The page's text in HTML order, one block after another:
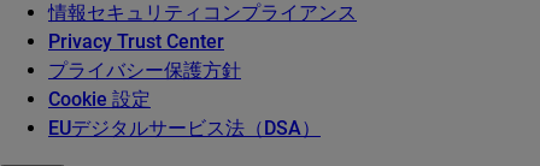
情報セキュリティコンプライアンス
Privacy Trust Center
プライバシー保護方針
Cookie 設定
EUデジタルサービス法（DSA）